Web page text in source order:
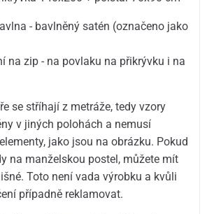
- bavlněný satén (označeno jako
na zip - na povlaku na přikrývku i na
se stříhají z metráže, tedy vzory
v jiných polohách a nemusí
jako jsou na obrázku. Pokud
na manželskou postel, můžete mít
Toto není vada výrobku a kvůli
případně reklamovat.